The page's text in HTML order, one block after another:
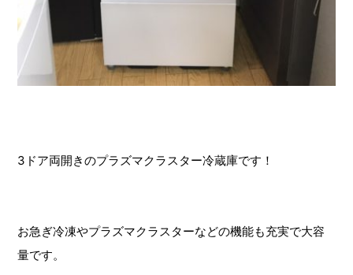
3ドア両開きのプラズマクラスター冷蔵庫です！
お急ぎ冷凍やプラズマクラスターなどの機能も充実で大容
量です。